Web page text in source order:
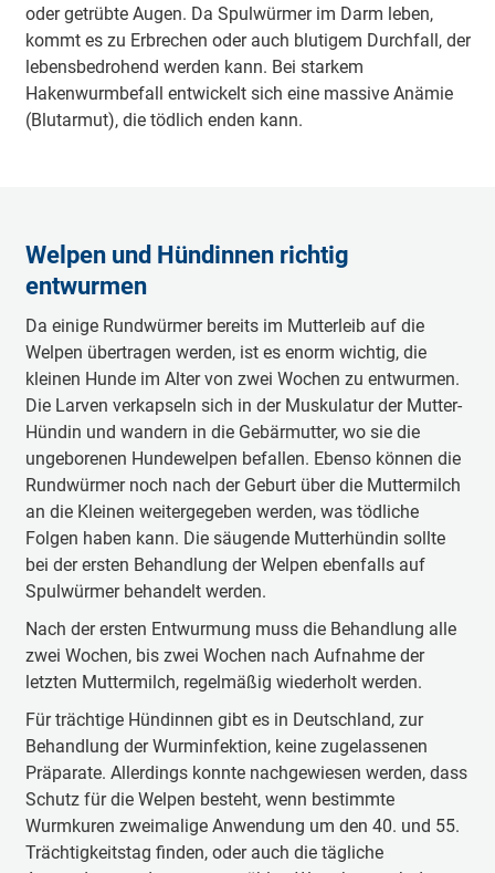
oder getrübte Augen. Da Spulwürmer im Darm leben,
kommt es zu Erbrechen oder auch blutigem Durchfall, der
lebensbedrohend werden kann. Bei starkem
Hakenwurmbefall entwickelt sich eine massive Anämie
(Blutarmut), die tödlich enden kann.
Welpen und Hündinnen richtig
entwurmen
Da einige Rundwürmer bereits im Mutterleib auf die
Welpen übertragen werden, ist es enorm wichtig, die
kleinen Hunde im Alter von zwei Wochen zu entwurmen.
Die Larven verkapseln sich in der Muskulatur der Mutter-
Hündin und wandern in die Gebärmutter, wo sie die
ungeborenen Hundewelpen befallen. Ebenso können die
Rundwürmer noch nach der Geburt über die Muttermilch
an die Kleinen weitergegeben werden, was tödliche
Folgen haben kann. Die säugende Mutterhündin sollte
bei der ersten Behandlung der Welpen ebenfalls auf
Spulwürmer behandelt werden.
Nach der ersten Entwurmung muss die Behandlung alle
zwei Wochen, bis zwei Wochen nach Aufnahme der
letzten Muttermilch, regelmäßig wiederholt werden.
Für trächtige Hündinnen gibt es in Deutschland, zur
Behandlung der Wurminfektion, keine zugelassenen
Präparate. Allerdings konnte nachgewiesen werden, dass
Schutz für die Welpen besteht, wenn bestimmte
Wurmkuren zweimalige Anwendung um den 40. und 55.
Trächtigkeitstag finden, oder auch die tägliche